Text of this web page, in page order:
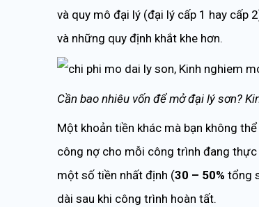
và quy mô đại lý (đại lý cấp 1 hay cấp
và những quy định khắt khe hơn.
Cần bao nhiêu vốn để mở đại lý sơn?
Một khoản tiền khác mà bạn không
công nợ cho mỗi công trình đang
một số tiền nhất định (30 – 50% tổng
dài sau khi công trình hoàn tất.